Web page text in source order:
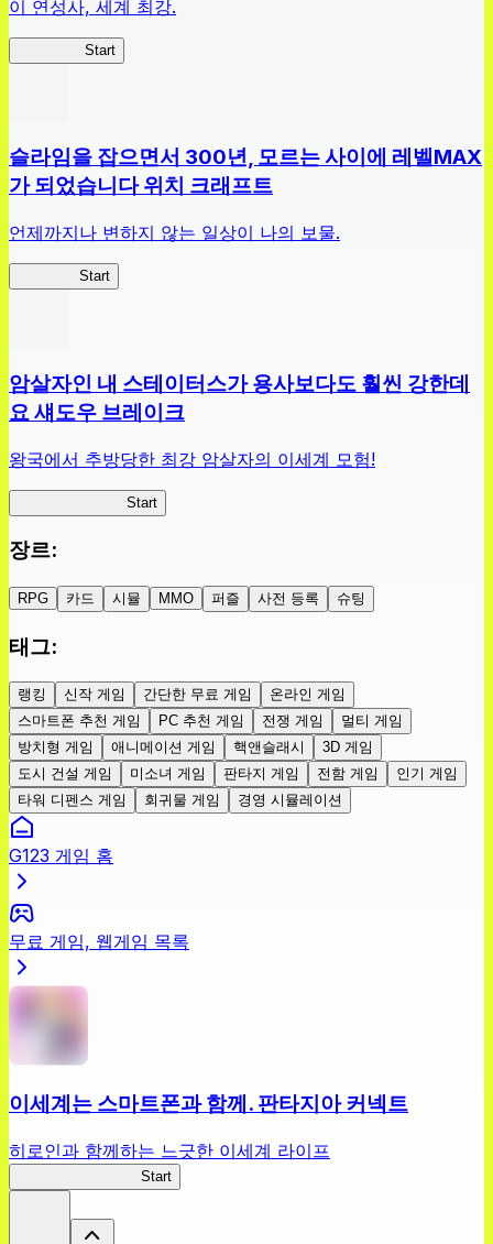
이 연성사, 세계 최강.
Start
슬라임을 잡으면서 300년, 모르는 사이에 레벨MAX
가 되었습니다 위치 크래프트
언제까지나 변하지 않는 일상이 나의 보물.
Start
암살자인 내 스테이터스가 용사보다도 훨씬 강한데
요 섀도우 브레이크
왕국에서 추방당한 최강 암살자의 이세계 모험!
Start
장르:
RPG 카드 시뮬 MMO 퍼즐 사전 등록 슈팅
태그:
랭킹 신작 게임 간단한 무료 게임
온라인 게임
스마트폰 추천 게임
PC 추천 게임 전쟁 게임
멀티 게임
방치형 게임
애니메이션 게임 핵앤슬래시
3D 게임
도시 건설 게임
미소녀 게임 판타지 게임 전함 게임
인기 게임
타워 디펜스 게임
회귀물 게임 경영 시뮬레이션
G123 게임 홈
무료 게임, 웹게임 목록
이세계는 스마트폰과 함께. 판타지아 커넥트
히로인과 함께하는 느긋한 이세계 라이프
Start